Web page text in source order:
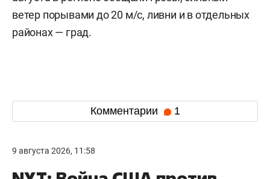
ветер порывами до 20 м/с, ливни и в отдельных
районах — град.
Комментарии 1
9 августа 2026, 11:58